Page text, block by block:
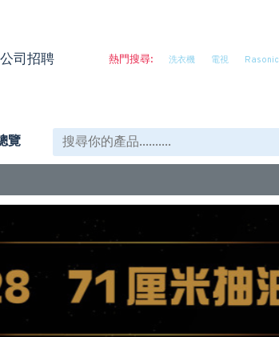
公司招聘 熱門搜尋: 洗衣機 電視 Rasonic
覽